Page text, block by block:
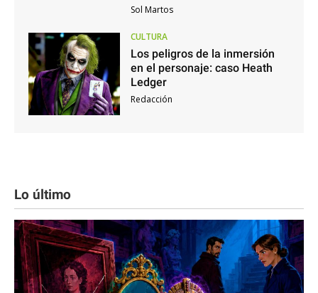
Sol Martos
CULTURA
Los peligros de la inmersión
en el personaje: caso Heath
Ledger
Redacción
Lo último